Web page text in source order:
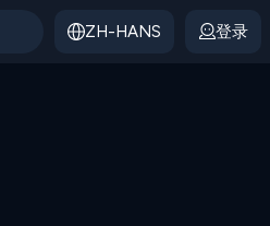
ZH-HANS 登录